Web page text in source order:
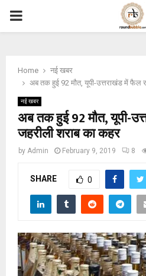
PRIMARY
Home
नई खबर
अब तक हुई 92 मौत, यूपी-उत्तराखंड में फैल
नई खबर
अब तक हुई 92 मौत, यूपी-
जहरीली शराब का कहर
by Admin February 9, 2019 8
SHARE 0